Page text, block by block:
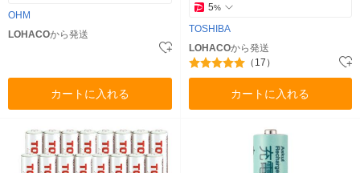
OHM
LOHACOから発送
カートに入れる
5%
TOSHIBA
LOHACOから発送
（17）
カートに入れる